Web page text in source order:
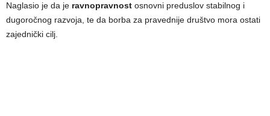
Naglasio je da je ravnopravnost osnovni preduslov stabilnog i
dugoročnog razvoja, te da borba za pravednije društvo mora ostati
zajednički cilj.